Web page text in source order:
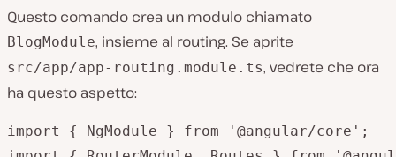
Questo comando crea un modulo chiamato
BlogModule, insieme al routing. Se aprite
src/app/app-routing.module.ts, vedrete che ora
ha questo aspetto:
import { NgModule } from '@angular/core';